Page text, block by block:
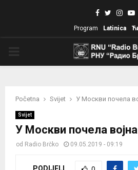
Facebook
Twitter
Program Latinica
Početna Svijet У Москви почела
Svijet
У Москви почела
od Radio Brčko 09.05.2019 - 09:19
PODIJELI